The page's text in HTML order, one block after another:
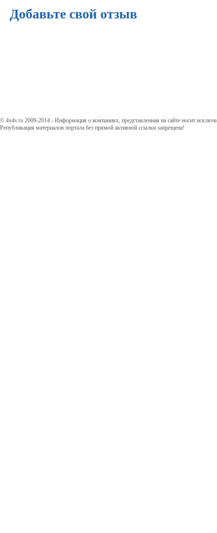
Добавьте свой отзыв
© 4x4v.ru 2009-2014 - Информация о компаниях, представленная на сайте носит
Републикация материалов портала без прямой активной ссылки запрещена!